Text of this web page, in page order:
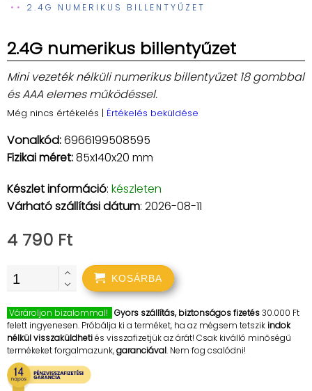
2.4G NUMERIKUS BILLENTYŰZET
2.4G numerikus billentyűzet
Mini vezeték nélküli numerikus billentyűzet 18 gombbal
és AAA elemes működéssel.
Még nincs értékelés | Értékelés beküldése
Vonalkód:6966199508595
Fizikai méret:85x140x20 mm
Készlet információ: készleten
Várható szállítási dátum: 2026-08-11
4 790 Ft
KOSÁRBA
Várároljon bizalommal! Gyors szállítás, biztonságos fizetés30.000 Ft
felett ingyenesen. Próbálja ki a terméket, ha az mégsem tetszikindok
nélkül visszaküldhetiés visszafizetjük az árát! Csak kiválló minőségű
termékeket forgalmazunk,garanciával. Nem fog csalódni!